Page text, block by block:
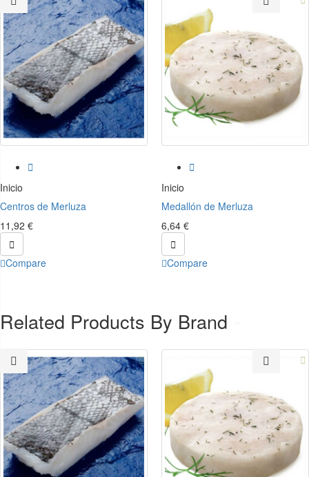

Inicio
Centros de Merluza
11,92 €

Compare

Inicio
Medallón de Merluza
6,64 €

Compare
Related Products By Brand
 